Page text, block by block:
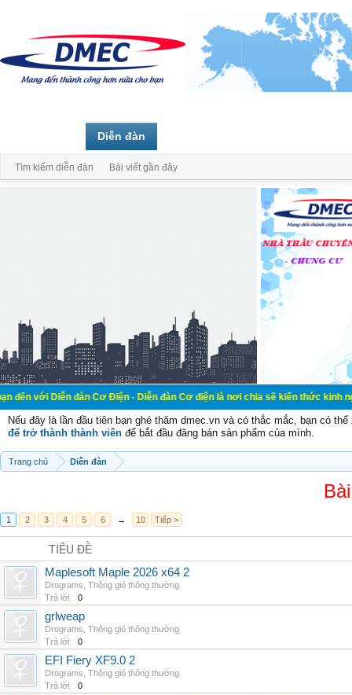
Diễn đàn Cơ Điện - Diễn đàn Cơ điện là nơi chia sẽ kiến thức kinh nghiệm
Nếu đây là lần đầu tiên bạn ghé thăm dmec.vn và có thắc mắc, bạn có
để trở thành thành viên để bắt đầu đăng bán sản phẩm của mình.
Trang chủ Diễn đàn
1 2 3 4 5 6 → 10 Tiếp >
TIÊU ĐỀ
Maplesoft Maple 2026 x64 2
Drograms Thông gió thông thường
Trả lời:
0
grlweap
Drograms Thông gió thông thường
Trả lời:
0
EFI Fiery XF9.0 2
Drograms Thông gió thông thường
Trả lời:
0
Diễn đàn
Tìm kiếm diễn đàn Bài viết gần đây